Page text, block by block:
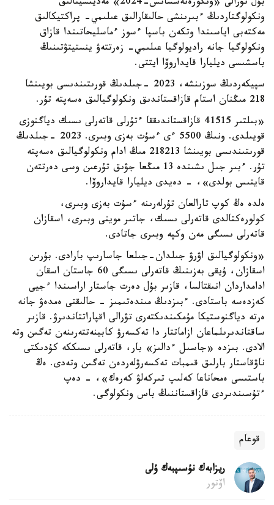
بۇل تۋرالى «ونكورەنەسسانس-2024» مەديتسينالىق
ونكولوگتاردىڭ ءبىرىنشى حالىقارالىق عىلىمي- پراكتيكالىق
مەكتەبى اياسىندا وتكەن باسپا ءسوز ءماسليحاتىندا قازاق
ونكولوگيا جانە راديولوگيا عىلىمي- زەرتتەۋ ينستيتۋتىنىڭ
باسشىسى ديليارا قايداروۆا ايتتى.
سپيكەردىڭ سوزىنشە، 2023 -جىلدىڭ قورىتىندىسى بويىنشا
218 مىڭنان استام قازاقستاندىق ونكولوگيالىق ەسەپتە تۇر.
«بىلتىر 41515 قازاقستاندىققا ءتۇرلى قاتەرلى ىسىك دياگنوزى
قويىلدى. ونىڭ 5500 ءى ءسۇت بەزى وبىرى. 2023 -جىلدىڭ
قورىتىندىسى بويىنشا 218213 مىڭ ادام ونكولوگيالىق ەسەپتە
تۇر. ءبىر جىل ىشىندە 13 مىڭعا جۋىق تۇرعىن وسى دەرتتەن
قايتىس بولدى»، - دەيدى ديليارا قايداروۆا.
ەلدە ەڭ كوپ تارالعان تۇرلەرىنە ءسۇت بەزى وبىرى،
كولورەكتالدى قاتەرلى ىسىك، جاتىر موينى وبىرى، اسقازان
قاتەرلى ىسىگى مەن وكپە وبىرى جاتادى.
«ونكولوگيالىق اۋرۋ جىلدان-جىلعا جاسارىپ بارادى. بۇرىن
اسقازان، ۇيقى بەزىنىڭ قاتەرلى ىسىگى 60 جاستان اسقان
ادامداردان انىقتالسا، قازىر بۇل دەرت جاستار اراسىندا ءجيى
كەزدەسە باستادى. ءبىزدىڭ مىندەتىمىز - حالىقتى ەمدەۋ جانە
ەرتە دياگنوستيكا مۇمكىندىكتەرى تۋرالى اقپاراتتاندىرۋ. قازىر
ساقتاندىرىلماعان ازاماتتار دا تەكسەرۋ كابينەتتەرىنەن تەگىن وتە
الادى. بىزدە «جاسىل ءدالىز» بار، قاتەرلى ىسىككە كۇدىكتى
ناۋقاستار بارلىق قىمبات تەكسەرۋلەردەن تەگىن وتەدى. ەڭ
باستىسى ەمحاناعا كەلىپ تىركەلۋ كەرەك»، - دەپ
ءتۇسىندىردى قازاقستاننىڭ باس ونكولوگى.
قوعام
ريزابەك نۇسىپبەك ۇلى
اۆتور